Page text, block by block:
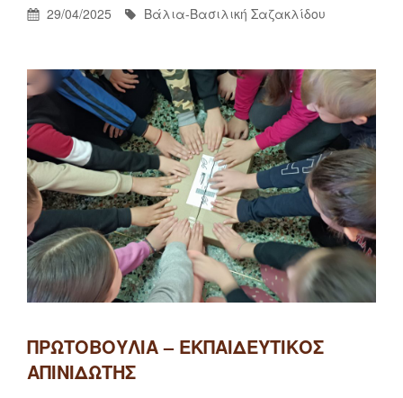
Posted
29/04/2025 By
Βάλια-Βασιλική Σαζακλίδου
ΠΡΩΤΟΒΟΥΛΊΑ – ΕΚΠΑΙΔΕΥΤΙΚΌΣ
ΑΠΙΝΙΔΩΤΉΣ